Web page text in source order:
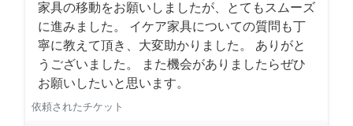
家具の移動をお願いしましたが、とてもスムーズ
に進みました。 イケア家具についての質問も丁
寧に教えて頂き、大変助かりました。 ありがと
うございました。 また機会がありましたらぜひ
お願いしたいと思います。
依頼されたチケット